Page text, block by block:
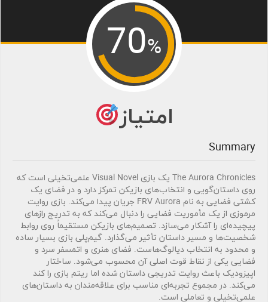
70%
امتیاز
Summary
The Aurora Chronicles یک بازی Visual Novel علمی‌تخیلی است که
روی داستان‌گویی و انتخاب‌های بازیکن تمرکز دارد و در فضای یک
کشتی فضایی به نام FRV Aurora جریان پیدا می‌کند. بازی روایت
مرموزی از یک مأموریت فضایی را دنبال می‌کند که به تدریج رازهای
پیچیده‌ای را آشکار می‌سازد. تصمیم‌های بازیکن مستقیماً روی روابط
شخصیت‌ها و مسیر داستان تأثیر می‌گذارد. گیم‌پلی بازی بسیار ساده
و محدود به انتخاب دیالوگ‌هاست. فضای هنری و اتمسفر سرد و
فضایی یکی از نقاط قوت اصلی آن محسوب می‌شود. ساختار
اپیزودیک باعث روایت تدریجی داستان شده اما ریتم بازی را کند
می‌کند. در مجموع تجربه‌ای مناسب برای علاقه‌مندان به داستان‌های
علمی‌تخیلی و تعاملی است.